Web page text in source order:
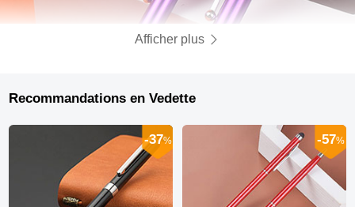
Afficher plus
Recommandations en Vedette
-37% -57%